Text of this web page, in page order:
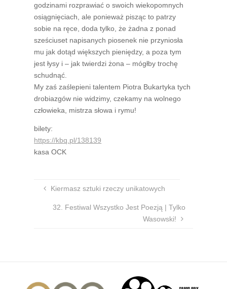
godzinami rozprawiać o swoich wiekopomnych
osiągnięciach, ale ponieważ pisząc to patrzy
sobie na ręce, doda tylko, że żadna z ponad
sześciuset napisanych piosenek nie przyniosła
mu jak dotąd większych pieniędzy, a poza tym
jest łysy i – jak twierdzi żona – mógłby trochę
schudnąć.
My zaś zaślepieni talentem Piotra Bukartyka tych
drobiazgów nie widzimy, czekamy na wolnego
człowieka, mistrza słowa i rymu!
bilety:
https://kbq.pl/138139
kasa OCK
Kiermasz sztuki rzeczy unikatowych
32. Festiwal Wszystko Jest Poezją | Tylko
Wasowski!